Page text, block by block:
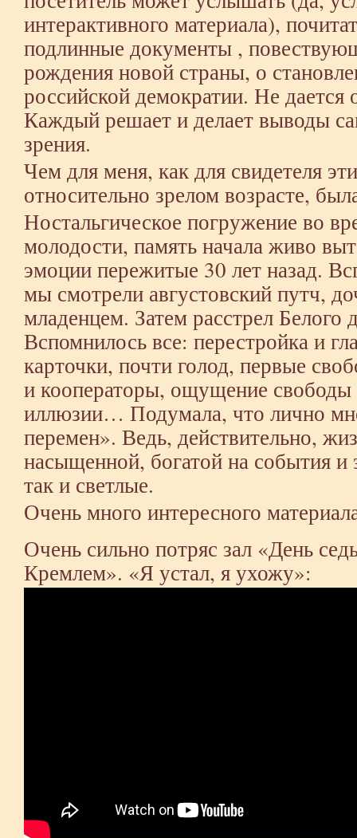
интерактивного материала),
подлинные документы ,
рождения новой страны, о
российской демократии. Не
Каждый решает и делает выводы
зрения.
Чем для меня, как для свидетеля
относительно зрелом возрасте,
Ностальгическое погружение во
молодости, память начала живо
эмоции пережитые 30 лет назад.
мы смотрели августовский путч,
младенцем. Затем расстрел Белого
Вспомнилось все: перестройка и
карточки, почти голод, первые
и кооператоры, ощущение свободы
иллюзии… Подумала, что лично
перемен». Ведь, действительно,
насыщенной, богатой на события и
так и светлые.
Очень много интересного
Очень сильно потряс зал «День
Кремлем». «Я устал, я ухожу»: